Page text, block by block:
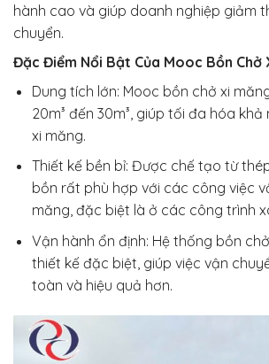
hành cao và giúp doanh nghiệp giảm
chuyển.
Đặc Điểm Nổi Bật Của Mooc Bồn Chở
Dung tích lớn: Mooc bồn chở xi
20m³ đến 30m³, giúp tối đa hóa
xi măng.
Thiết kế bền bỉ: Được chế tạo từ
bồn rất phù hợp với các công việc
măng, đặc biệt là ở các công trình
Vận hành ổn định: Hệ thống bồn
thiết kế đặc biệt, giúp việc vận
toàn và hiệu quả hơn.